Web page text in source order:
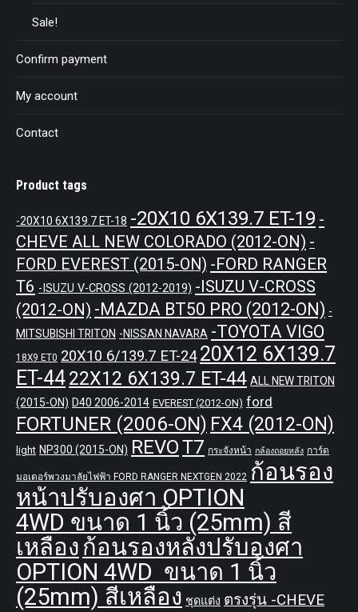
Sale!
Confirm payment
My account
Contact
Product tags
-20X10 6X139.7 ET-18 -20X10 6X139.7 ET-19 -
CHEVE ALL NEW COLORADO (2012-ON) -
FORD EVEREST (2015-ON) -FORD RANGER
T6 -ISUZU V-CROSS (2012-2019) -ISUZU V-CROSS
(2012-ON) -MAZDA BT50 PRO (2012-ON) -
MITSUBISHI TRITON -NISSAN NAVARA -TOYOTA VIGO
18X9 ET0 20X10 6/139.7 ET-24 20X12 6X139.7
ET-4422X12 6X139.7 ET-44 ALL NEW TRITON
(2015-ON) D40 2006-2014 EVEREST (2012-ON) ford
FORTUNER (2006-ON) FX4 (2012-ON)
light NP300 (2015-ON) REVOT7 กระจังหน้า กล้องถอยหลัง การ์ด
มอเตอร์พวงมาลัยไฟฟ้า FORD RANGER NEXTGEN 2022 ก้อนรอง
หน้าปรับองศา OPTION
4WD ขนาด 1 นิ้ว (25mm) สี
เหลือง ก้อนรองหลังปรับองศา
OPTION 4WD ขนาด 1 นิ้ว
(25mm) สีเหลือง ชุดแต่ง ตรงรุ่น -CHEVE